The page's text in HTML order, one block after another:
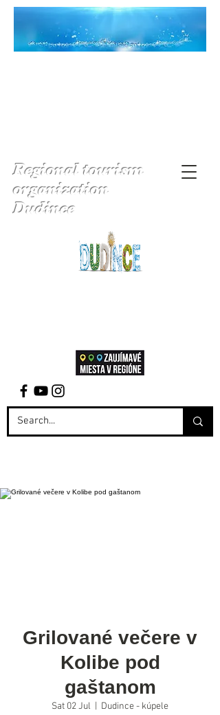
Regional tourism
organization
Dudince
Grilované večere v
Kolibe pod
gaštanom
Sat 02 Jul Dudince - kúpele